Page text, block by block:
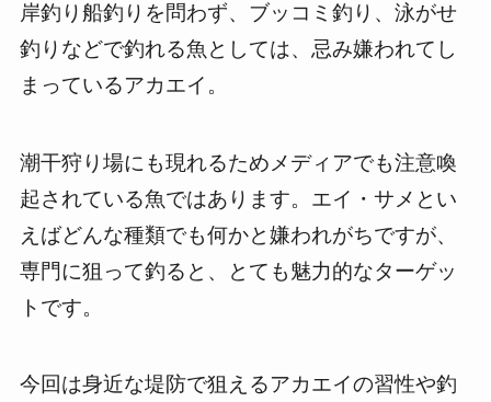
岸釣り船釣りを問わず、ブッコミ釣り、泳がせ
釣りなどで釣れる魚としては、忌み嫌われてし
まっているアカエイ。
潮干狩り場にも現れるためメディアでも注意喚
起されている魚ではあります。エイ・サメとい
えばどんな種類でも何かと嫌われがちですが、
専門に狙って釣ると、とても魅力的なターゲッ
トです。
今回は身近な堤防で狙えるアカエイの習性や釣